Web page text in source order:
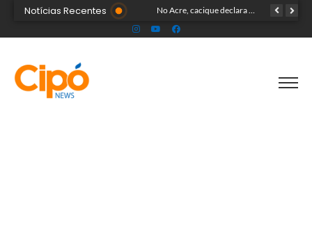
Notícias Recentes
Banda Som & Louvor leva show gospel ao palco da Expoacre nesta sexta Mesmo no ponto facultativo, prefeitura de Cruzeiro do Sul mantém serviços de infraestrutura em vários pontos da cidade